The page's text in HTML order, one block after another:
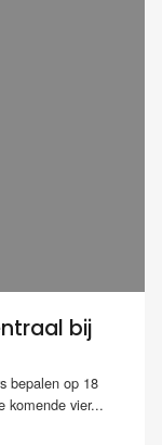
bij
bepalen op 18
komende vier...